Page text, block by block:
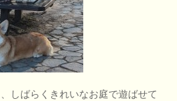
しばらくきれいなお庭で遊ばせて